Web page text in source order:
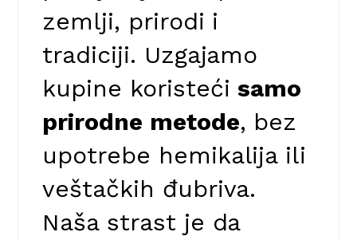
zemlji, prirodi i
tradiciji. Uzgajamo
kupine koristećisamo
prirodne metode, bez
upotrebe hemikalija ili
veštačkih đubriva.
Naša strast je da